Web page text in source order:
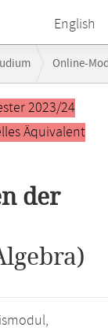
English
Online-
2023/24
Äquivalent
der